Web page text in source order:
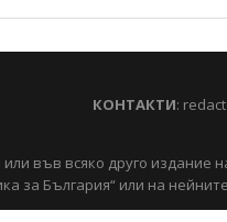
КОНТАКТИ:
във всяко друго издание
за България“ или на